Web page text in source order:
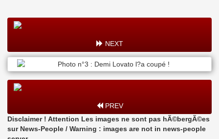
NEXT
PREV
Disclaimer ! Attention Les images ne sont pas hÃ©bergÃ©es
sur News-People / Warning : images are not in news-people